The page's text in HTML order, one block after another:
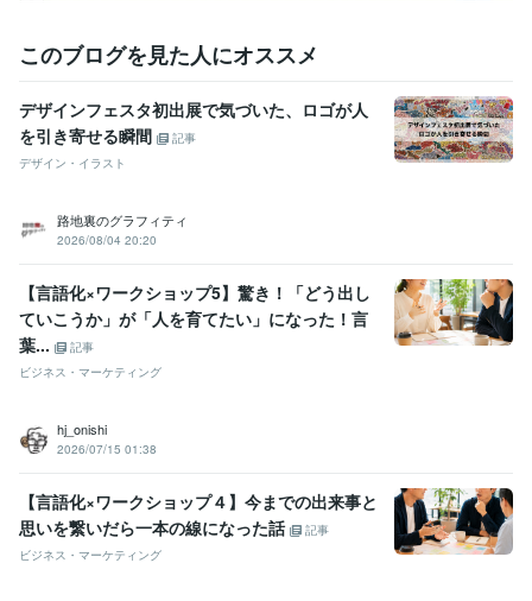
このブログを見た人にオススメ
デザインフェスタ初出展で気づいた、ロゴが人
を引き寄せる瞬間
記事
デザイン・イラスト
路地裏のグラフィティ
2026/08/04 20:20
【言語化×ワークショップ5】驚き！「どう出し
ていこうか」が「人を育てたい」になった！言
葉...
記事
ビジネス・マーケティング
hj_onishi
2026/07/15 01:38
【言語化×ワークショップ４】今までの出来事と
思いを繋いだら一本の線になった話
記事
ビジネス・マーケティング